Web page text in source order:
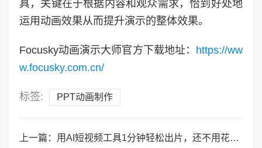
具，关键在于根据内容和观众需求，恰到好处地
运用动画效果从而提升演示的整体效果。
Focusky动画演示大师官方下载地址： https://ww
w.focusky.com.cn/
标签: PPT动画制作
上一篇： 用AI短视频工具1分钟轻松出片，还不用花钱！